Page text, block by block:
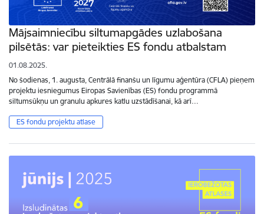
Mājsaimniecību siltumapgādes uzlabošana
pilsētās: var pieteikties ES fondu atbalstam
01.08.2025.
No šodienas, 1. augusta, Centrālā finanšu un līgumu aģentūra (CFLA) pieņem
projektu iesniegumus Eiropas Savienības (ES) fondu programmā
siltumsūkņu un granulu apkures katlu uzstādīšanai, kā arī…
ES fondu projektu atlase